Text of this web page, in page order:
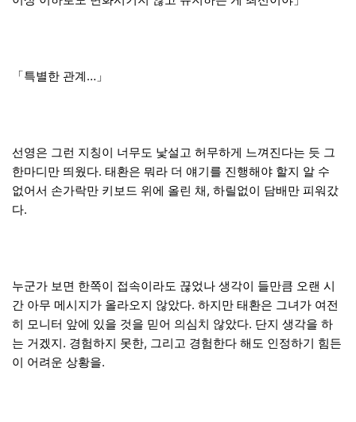
「특별한 관계…」
선영은 그런 지칭이 너무도 낯설고 허무하게 느껴진다는 듯 그
한마디만 띄웠다. 태환은 뭐라 더 얘기를 진행해야 할지 알 수
없어서 손가락만 키보드 위에 올린 채, 하릴없이 담배만 피워갔
다.
누군가 보면 한쪽이 접속이라도 끊었나 생각이 들만큼 오랜 시
간 아무 메시지가 올라오지 않았다. 하지만 태환은 그녀가 여전
히 모니터 앞에 있을 것을 믿어 의심치 않았다. 단지 생각을 하
는 거겠지. 경험하지 못한, 그리고 경험한다 해도 인정하기 힘든
이 어려운 상황을.